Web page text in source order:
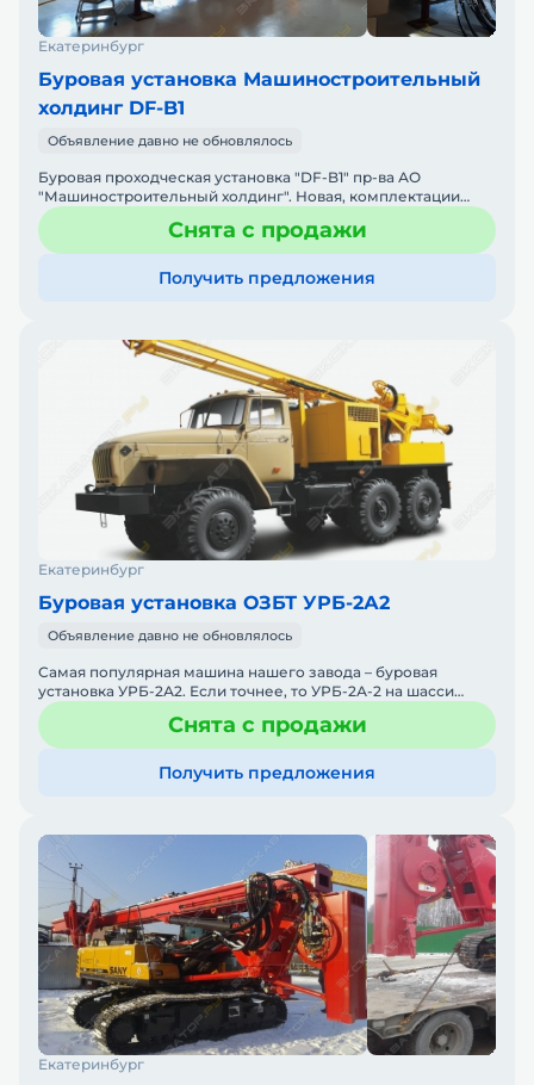
Екатеринбург
Буровая установка Машиностроительный
холдинг DF-B1
Объявление давно не обновлялось
Буровая проходческая установка "DF-B1" пр-ва АО
"Машиностроительный холдинг". Новая, комплектации
разные. Отгрузка с пр-ва. Гарантия 12 мес.
Снята с продажи
Получить предложения
Екатеринбург
Буровая установка ОЗБТ УРБ-2А2
Объявление давно не обновлялось
Самая популярная машина нашего завода – буровая
установка УРБ-2А2. Если точнее, то УРБ-2А-2 на шасси
Урал-4320. Она имеет на борту всё самое необходимое для
вып
Снята с продажи
Получить предложения
Екатеринбург